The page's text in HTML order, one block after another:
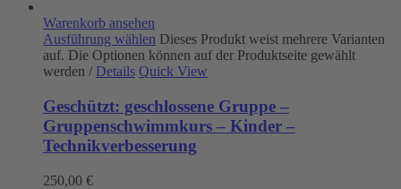
Warenkorb ansehen
Ausführung wählen Dieses Produkt weist mehrere Varianten
auf. Die Optionen können auf der Produktseite gewählt
werden / Details Quick View
Geschützt: geschlossene Gruppe –
Gruppenschwimmkurs – Kinder –
Technikverbesserung
250,00 €